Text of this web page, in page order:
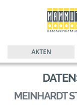
AKTEN
MEINHARDT